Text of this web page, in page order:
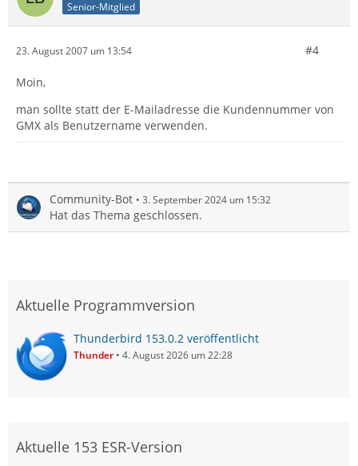
Senior-Mitglied
23. August 2007 um 13:54 #4
Moin,
man sollte statt der E-Mailadresse die Kundennummer von
GMX als Benutzername verwenden.
Community-Bot 3. September 2024 um 15:32
Hat das Thema geschlossen.
Aktuelle Programmversion
Thunderbird 153.0.2 veröffentlicht
Thunder 4. August 2026 um 22:28
Aktuelle 153 ESR-Version